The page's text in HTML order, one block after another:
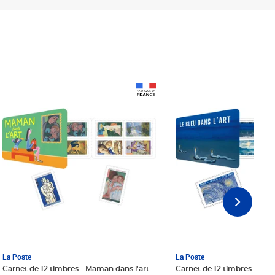
La Poste
Carnet de 12 timbres - Maman dans l'art -
La Poste
Carnet de 12 timbres - Le